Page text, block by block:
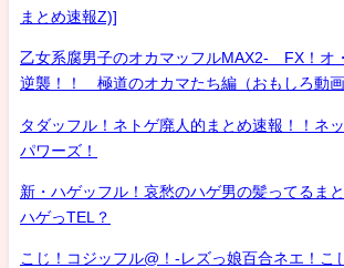
まとめ速報Z)]
乙女系腐男子のオカマッフルMAX2- FX！オ
逆襲！！ 極道のオカマたち編（おもしろ動画
タダッフル！ネトゲ廃人的まとめ速報！！ネ
パワーズ！
新・ハゲッフル！哀愁のハゲ男の髪ってるま
ハゲっTEL？
こじ！コジッフル@！-レズっ娘百合ネエ！こ